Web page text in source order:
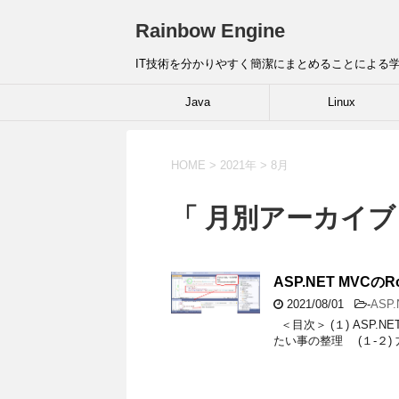
Rainbow Engine
IT技術を分かりやすく簡潔にまとめることによる
Java Linux
HOME > 2021年 > 8月
「 月別アーカイ
ASP.NET MVCの
2021/08/01 -
＜目次＞ (１)
たい事の整理 (１-２)